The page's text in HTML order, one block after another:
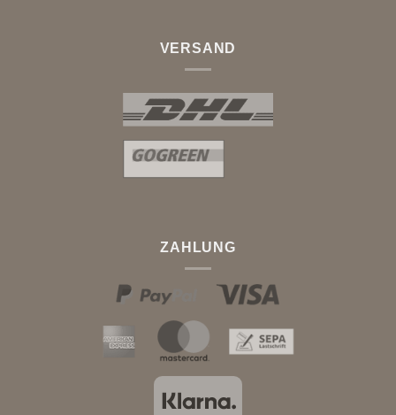
VERSAND
ZAHLUNG